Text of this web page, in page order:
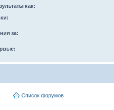
как:
за:
Список форумов